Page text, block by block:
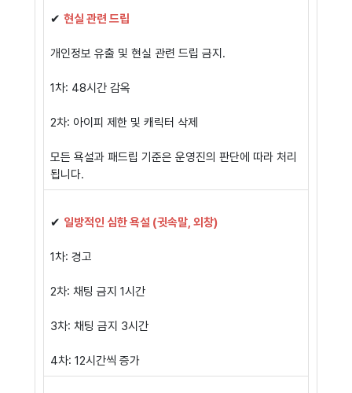
✔ 현실 관련 드립
개인정보 유출 및 현실 관련 드립 금지.
1차: 48시간 감옥
2차: 아이피 제한 및 캐릭터 삭제
모든 욕설과 패드립 기준은 운영진의 판단에 따라 처리
됩니다.
✔ 일방적인 심한 욕설 (귓속말, 외창)
1차: 경고
2차: 채팅 금지 1시간
3차: 채팅 금지 3시간
4차: 12시간씩 증가